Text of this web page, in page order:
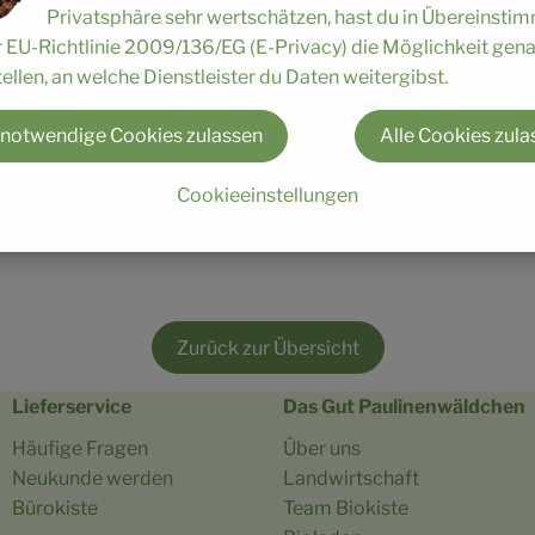
einmal von braunen Flecken befallen, wirf sie nicht
aufliegende Blätter oder auch Astschlag, welcher
solche Flecken auch durch die Aprikosenbaumkrankheit
Symptome wie zum Beispiel Flecken auf den Früchten
zur direkten Bekämpfung dieser
Zurück zur Übersicht
Lieferservice
Häufige Fragen
Neukunde werden
Bürokiste
Das Gut Paulinenwäldchen
Über uns
Landwirtschaft
Team Biokiste
Privatsphäre sehr wertschätzen, hast du in
EU-Richtlinie 2009/136/EG (E-Privacy) die Möglichkeit
an welche Dienstleister du Daten weitergibst.
Cookieeinstellungen
Cookies zulassen Alle Cookies